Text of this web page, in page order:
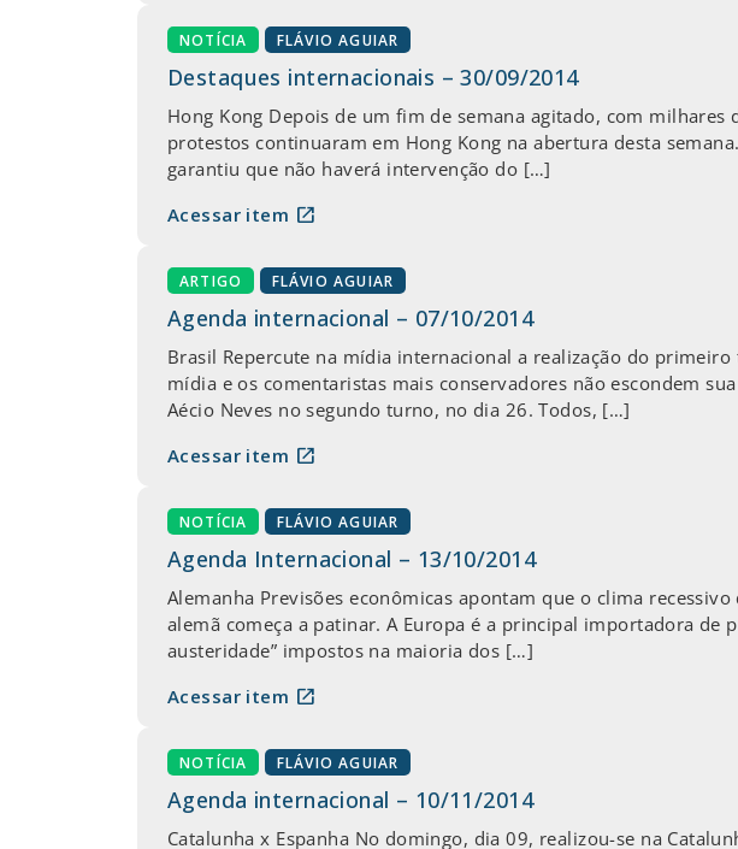
NOTÍCIA FLÁVIO AGUIAR
Destaques internacionais – 30/09/2014
Hong Kong Depois de um fim de semana agitado, com
protestos continuaram em Hong Kong na abertura desta
garantiu que não haverá intervenção do […]
Acessar item open_in_new
ARTIGO FLÁVIO AGUIAR
Agenda internacional – 07/10/2014
Brasil Repercute na mídia internacional a realização do
mídia e os comentaristas mais conservadores não escondem
Aécio Neves no segundo turno, no dia 26. Todos, […]
Acessar item open_in_new
NOTÍCIA FLÁVIO AGUIAR
Agenda Internacional – 13/10/2014
Alemanha Previsões econômicas apontam que o clima
alemã começa a patinar. A Europa é a principal importadora de
austeridade” impostos na maioria dos […]
Acessar item open_in_new
NOTÍCIA FLÁVIO AGUIAR
Agenda internacional – 10/11/2014
Catalunha x Espanha No domingo, dia 09, realizou-se na